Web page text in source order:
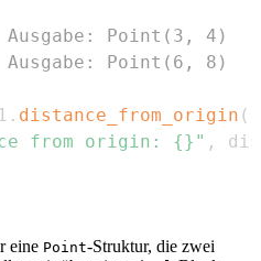
Point(3, 4)
Point(6, 8)
. distance_from_origin (
from origin: {}" ,
eine Point-Struktur, die zwei